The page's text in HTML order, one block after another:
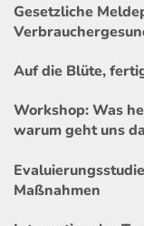
Gesetzliche
Auf die Blüte,
Workshop: Was
warum geht uns
Maßnahmen